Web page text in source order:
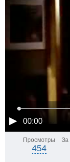
00:00
Просмотры
454
За